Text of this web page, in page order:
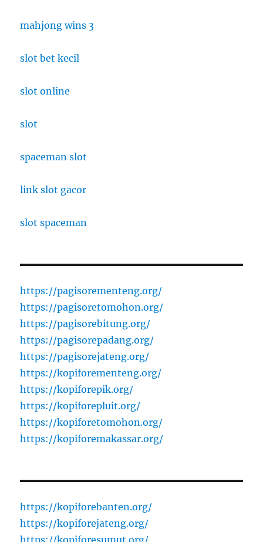
mahjong wins 3
slot bet kecil
slot online
slot
spaceman slot
link slot gacor
slot spaceman
https://pagisorementeng.org/
https://pagisoretomohon.org/
https://pagisorebitung.org/
https://pagisorepadang.org/
https://pagisorejateng.org/
https://kopiforementeng.org/
https://kopiforepik.org/
https://kopiforepluit.org/
https://kopiforetomohon.org/
https://kopiforemakassar.org/
https://kopiforebanten.org/
https://kopiforejateng.org/
https://kopiforesumut.org/